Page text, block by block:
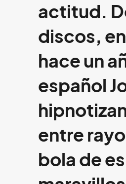
actitud.
discos,
hace un
español
entre
bola de